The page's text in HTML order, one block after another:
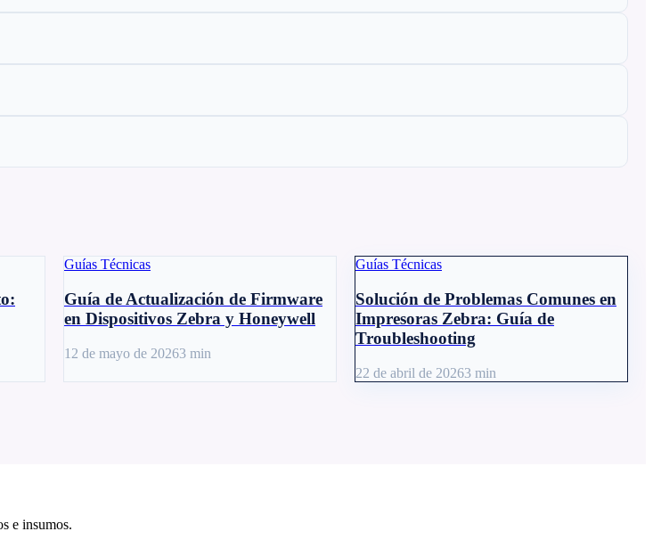
Guías Técnicas
Guía de Actualización de Firmware
en Dispositivos Zebra y Honeywell
12 de mayo de 20263 min
Guías Técnicas
Solución de Problemas Comunes en
Impresoras Zebra: Guía de
Troubleshooting
22 de abril de 20263 min
e insumos.